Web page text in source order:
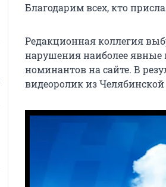
Благодарим всех, кто
Редакционная коллегия
нарушения наиболее явные
номинантов на сайте. В
видеоролик из Челябинской